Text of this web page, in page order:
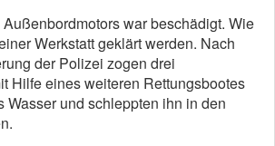
war beschädigt. Wie
Werkstatt geklärt werden. Nach
der Polizei zogen drei
Hilfe eines weiteren Rettungsbootes
Wasser und schleppten ihn in den